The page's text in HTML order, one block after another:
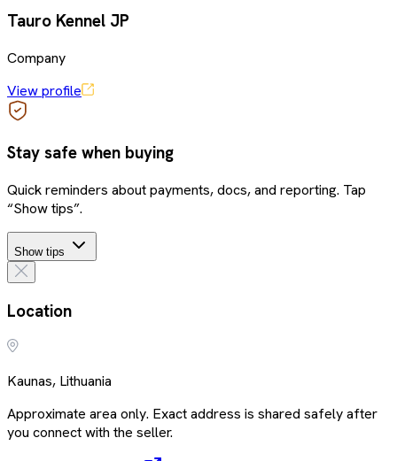
Tauro Kennel JP
Company
View profile
Stay safe when buying
Quick reminders about payments, docs, and reporting. Tap
“Show tips”.
Show tips
Location
Kaunas, Lithuania
Approximate area only. Exact address is shared safely after
you connect with the seller.